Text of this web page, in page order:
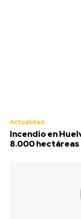
Diputación
proyectos
de mujeres y
Actualidad
Incendio en
8.000